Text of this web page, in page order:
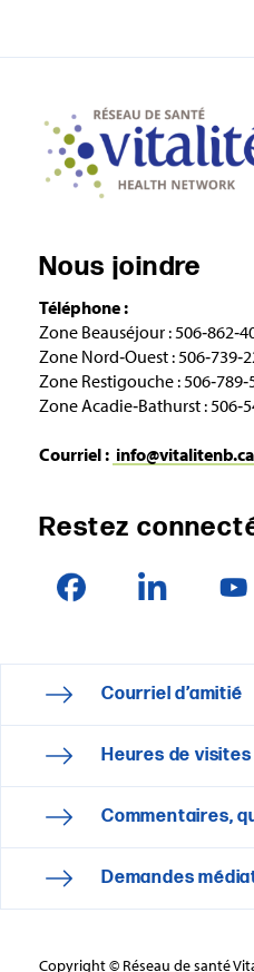
Nous joindre
Téléphone :
Zone Beauséjour :
Zone Nord‑Ouest :
Zone Restigouche :
Zone Acadie‑Bathurst :
Courriel : info@vitalitenb.ca
Restez
Courriel d’amitié
Heures de visites
Commentaires,
Demandes
Copyright © Réseau de santé